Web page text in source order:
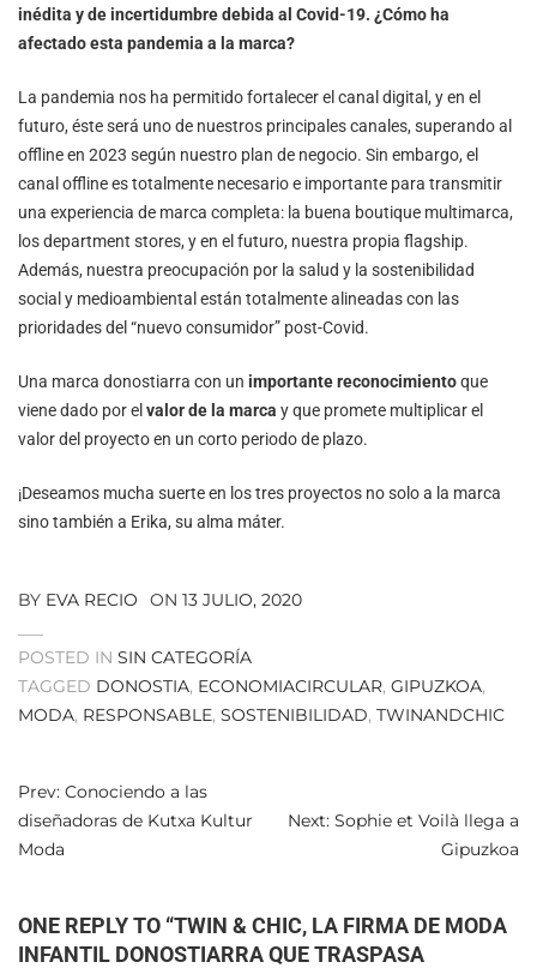
inédita y de incertidumbre debida al Covid-19. ¿Cómo ha
afectado esta pandemia a la marca?
La pandemia nos ha permitido fortalecer el canal digital, y en el
futuro, éste será uno de nuestros principales canales, superando al
offline en 2023 según nuestro plan de negocio. Sin embargo, el
canal offline es totalmente necesario e importante para transmitir
una experiencia de marca completa: la buena boutique multimarca,
los department stores, y en el futuro, nuestra propia flagship.
Además, nuestra preocupación por la salud y la sostenibilidad
social y medioambiental están totalmente alineadas con las
prioridades del “nuevo consumidor” post-Covid.
Una marca donostiarra con un importante reconocimientoque
viene dado por elvalor de la marca y que promete multiplicar el
valor del proyecto en un corto periodo de plazo.
¡Deseamos mucha suerte en los tres proyectos no solo a la marca
sino también a Erika, su alma máter.
BY EVA RECIO ON 13 JULIO, 2020
POSTED IN SIN CATEGORÍA
TAGGED DONOSTIA, ECONOMIACIRCULAR, GIPUZKOA,
MODA, RESPONSABLE, SOSTENIBILIDAD, TWINANDCHIC
NAVEGACIÓN
DE
Prev: Conociendo a las
diseñadoras de Kutxa Kultur
Moda
Next: Sophie et Voilà llega a
Gipuzkoa
ONE REPLY TO “TWIN & CHIC, LA FIRMA DE MODA
INFANTIL DONOSTIARRA QUE TRASPASA